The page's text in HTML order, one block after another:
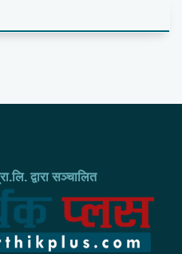
द्वारा सञ्चालित